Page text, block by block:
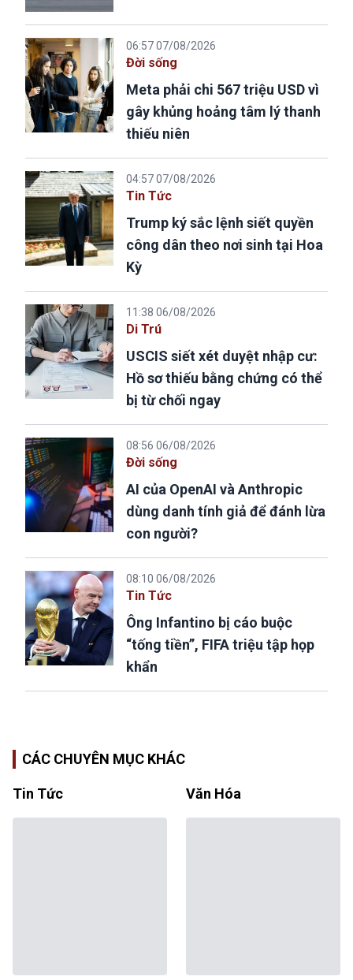
06:57 07/08/2026
Đời sống
Meta phải chi 567 triệu USD vì
gây khủng hoảng tâm lý thanh
thiếu niên
04:57 07/08/2026
Tin Tức
Trump ký sắc lệnh siết quyền
công dân theo nơi sinh tại Hoa
Kỳ
11:38 06/08/2026
Di Trú
USCIS siết xét duyệt nhập cư:
Hồ sơ thiếu bằng chứng có thể
bị từ chối ngay
08:56 06/08/2026
Đời sống
AI của OpenAI và Anthropic
dùng danh tính giả để đánh lừa
con người?
08:10 06/08/2026
Tin Tức
Ông Infantino bị cáo buộc
“tống tiền”, FIFA triệu tập họp
khẩn
CÁC CHUYÊN MỤC KHÁC
Tin Tức Văn Hóa